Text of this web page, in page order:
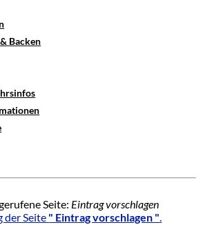
Backen
Seite: Eintrag vorschlagen
der Seite " Eintrag vorschlagen ".